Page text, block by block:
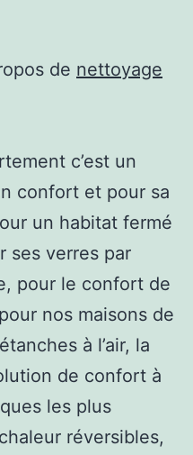
de nettoyage
c’est un
confort et pour sa
un habitat fermé
ses verres par
pour le confort de
nos maisons de
à l’air, la
de confort à
les plus
réversibles,